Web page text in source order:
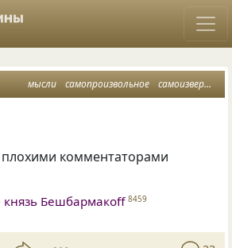
мысли самопроизвольное самоизвержение
комментаторами
князь Бешбармакоff 8459